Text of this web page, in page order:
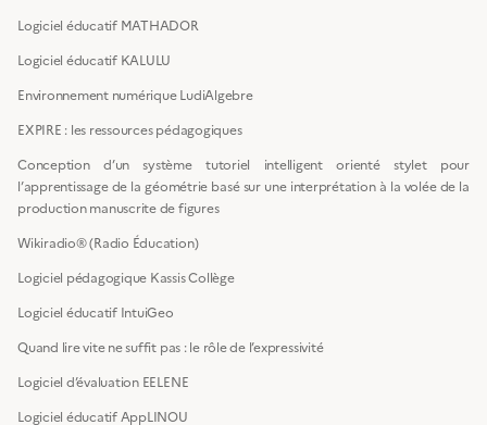
Logiciel éducatif MATHADOR
Logiciel éducatif KALULU
Environnement numérique LudiAlgebre
EXPIRE : les ressources pédagogiques
Conception d’un système tutoriel intelligent orienté stylet pour
l’apprentissage de la géométrie basé sur une interprétation à la volée de la
production manuscrite de figures
Wikiradio® (Radio Éducation)
Logiciel pédagogique Kassis Collège
Logiciel éducatif IntuiGeo
Quand lire vite ne suffit pas : le rôle de l’expressivité
Logiciel d’évaluation EELENE
Logiciel éducatif AppLINOU